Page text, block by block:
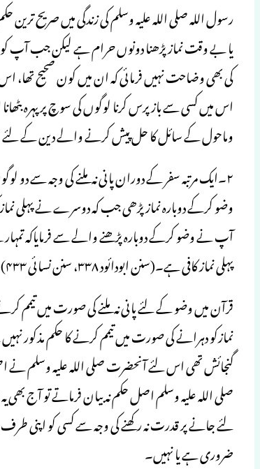
رسول اللہ صلی اللہ علیہ وسلم کی زندگی میں صریح ترین
یا بے وقت نماز پڑھنا دونوں حرام ہے لیکن جب آپ کو
کی بھی وضاحت نہیں فرمائی کہ ان میں کون صحیح تھا،
اس میں کسی سے بازپرس کرنا لوگوں کی سوچ پر پہرہ
وماحول کے سائل کا حل پیش کرنے والے دین کے
۲۔ایک مرتبہ سفر کے دوران پانی نہ ملنے کی وجہ سے
وضو کرکے دوبارہ نماز پڑھی جب کہ دوسرے نے پہلی
آپ نے وضو کرکے دوبارہ پڑھنے والے سے فرمایاکہ
پہلی نماز کافی ہے۔(سنن ابودائود ۳۳۸، سنن نسائی ۴۳۳)
قرآن میں وضو کے لئے پانی نہ ملنے کی صورت میں تیمم
نمازکو دہرانے کی صورت میں تیمم کرنے کا حکم
گنجائش تھی اس لئے آنحضرت صلی اللہ علیہ وسلم نے
صلی اللہ علیہ وسلم اصل حکم نہ بیان فرماتے تو آج
لئے جانے پر قدرت نہ رکھنے کی وجہ سے کسی کو اپنی
ضروری ہے یا نہیں۔